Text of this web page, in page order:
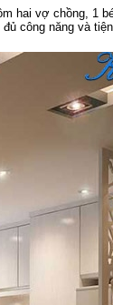
hai vợ chồng, 1
công năng và